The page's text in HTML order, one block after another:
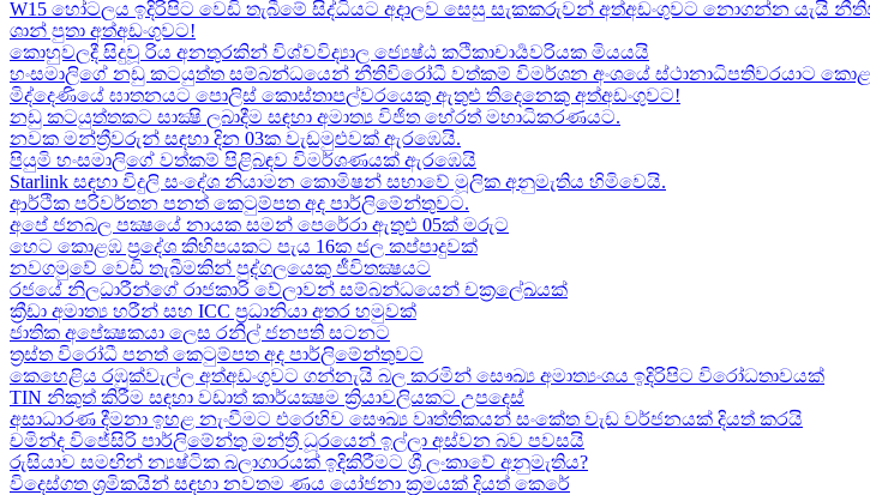
W15 හෝටලය ඉදිරිපිට වෙඩි තැබීමේ සිද්ධියට අදාලව​ සෙසු සැකකරුවන් අත්අඩංගුවට නොගන්න යැයි
ශාන් පුතා අත්අඩංගුවට!
කොහුවලදී සිදුවූ රිය අනතුරකින් විශ්වවිද්‍යාල ජ්‍යෙෂ්ඨ කථිකාචාර්‍යවරියක මියයයි
හංසමාලිගේ නඩු කටයුත්ත සම්බන්ධයෙන් නීතිවිරෝධී වත්කම් විමර්ශන අංශයේ ස්ථානාධිපතිවරයාට
මිද්දෙණියේ ඝාතනයට පොලිස් කොස්තාපල්වරයෙකු ඇතුළු තිදෙනෙකු අත්අඩංගුවට​!
නඩු කටයුත්තකට සාක්‍ෂි ලබාදීම සඳහා අමාත්‍ය විජිත හේරත් මහාධිකරණයට​.
නවක මන්ත්‍රීවරුන් සඳහා දින 03ක වැඩමුළුවක් ඇරඹෙයි.
පියුමි හංසමාලිගේ වත්කම් පිළිබඳව විමර්ශණයක් ඇරඹෙයි
Starlink සඳහා විදුලි සංදේශ නියාමන කොමිෂන් සභාවේ මූලික අනුමැතිය හිමිවෙයි.
ආර්ථික පරිවර්තන පනත් කෙටුම්පත අද පාර්ලිමේන්තුවට.
අපේ ජනබල පක්‍ෂයේ නායක සමන් පෙරේරා ඇතුළු 05ක් මරුට​
හෙට කොළඹ ප්‍රදේශ කිහිපයකට පැය 16ක ජල කප්පාදුවක්
නවගමුවේ වෙඩි තැබීමකින් පුද්ගලයෙකු ජීවිතක්‍ෂයට​
රජයේ නිලධාරීන්ගේ රාජකාරි වේලාවන් සම්බන්ධයෙන් චක්‍රලේඛයක්
ක්‍රීඩා අමාත්‍ය හරීන් සහ​ ICC ප්‍රධානියා අතර හමුවක්
ජාතික අපේක්‍ෂකයා ලෙස රනිල් ජනපති සටනට​
ත්‍රස්ත විරෝධී පනත් කෙටුම්පත අද පාර්ලිමේන්තුවට​
කෙහෙළිය රඹුක්වැල්ල අත්අඩංගුවට ගන්නැයි බල කරමින් සෞඛ්‍ය අමාත්‍යංශය ඉදිරිපිට විරෝධතාවයක්
TIN නිකුත් කිරීම සඳහා වඩාත් කාර්යක්‍ෂම ක්‍රියාවලියකට උපදෙස්
අසාධාරණ දීමනා ඉහළ නැංවීමට එරෙහිව සෞඛ්‍ය වෘත්තිකයන් සංකේත වැඩ වර්ජනයක් දියත් කරයි
චමින්ද විජේසිරි පාර්ලිමේන්තු මන්ත්‍රී ධූරයෙන් ඉල්ලා අස්වන බව පවසයි
රුසියාව සමඟින් න්‍යෂ්ටික බලාගාරයක් ඉදිකිරීමට ශ්‍රී ලංකාවේ අනුමැතිය?
විදෙස්ගත ශ්‍රමිකයින් සඳහා නවතම ණය යෝජනා ක්‍රමයක් දියත් කෙරේ